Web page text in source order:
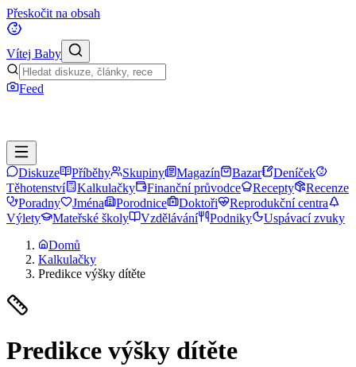
Přeskočit na obsah
Vítej Baby
Feed
Diskuze Příběhy Skupiny Magazín Bazar
Deníček
Těhotenství
Kalkulačky Finanční průvodce Recepty
Recenze
Poradny
Jména Porodnice Doktoři
Reprodukční centra
Výlety
Mateřské školy Vzdělávání Podniky
Uspávací zvuky
Domů
Kalkulačky
Predikce výšky dítěte
Predikce výšky dítěte